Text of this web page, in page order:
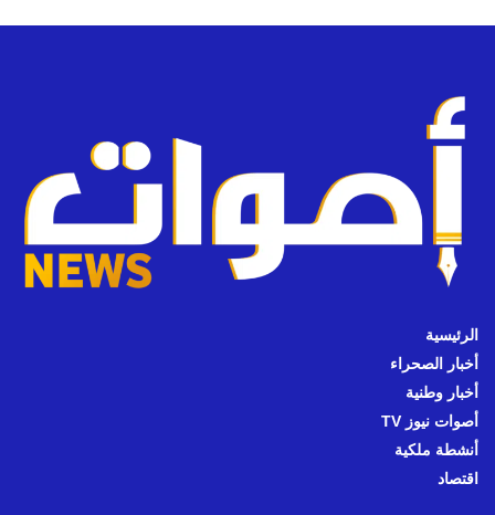
الرئيسية
أخبار الصحراء
أخبار وطنية
أصوات نيوز TV
أنشطة ملكية
اقتصاد